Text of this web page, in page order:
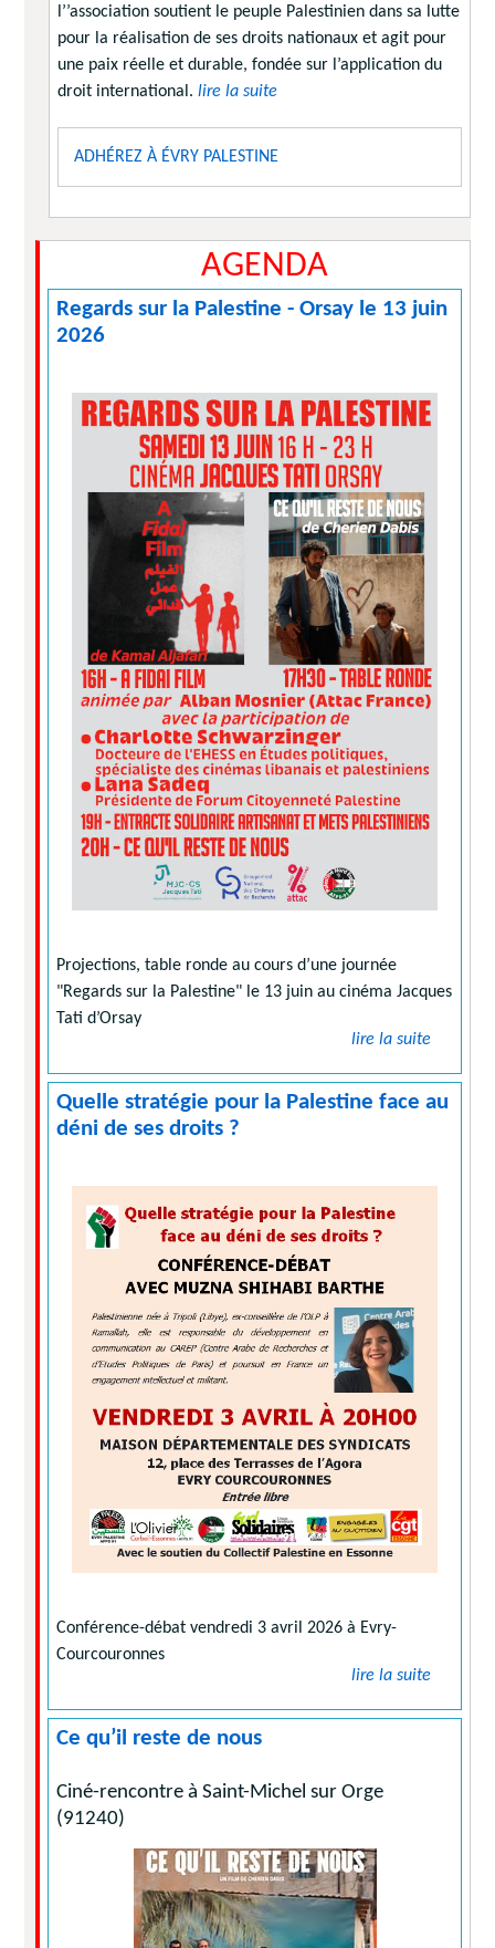
l’’association soutient le peuple Palestinien dans sa lutte
pour la réalisation de ses droits nationaux et agit pour
une paix réelle et durable, fondée sur l’application du
droit international. lire la suite
ADHÉREZ À ÉVRY PALESTINE
AGENDA
Regards sur la Palestine - Orsay le 13 juin
2026
Projections, table ronde au cours d’une journée
"Regards sur la Palestine" le 13 juin au cinéma Jacques
Tati d’Orsay
lire la suite
Quelle stratégie pour la Palestine face au
déni de ses droits ?
Conférence-débat vendredi 3 avril 2026 à Evry-
Courcouronnes
lire la suite
Ce qu’il reste de nous
Ciné-rencontre à Saint-Michel sur Orge
(91240)